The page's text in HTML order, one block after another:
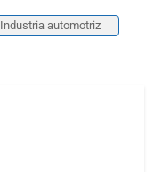
Industria automotriz